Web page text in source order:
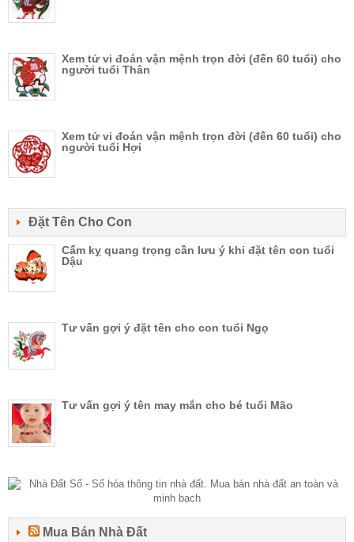
Xem tử vi đoán vận mệnh trọn đời (đến 60 tuổi) cho
người tuổi Thân
Xem tử vi đoán vận mệnh trọn đời (đến 60 tuổi) cho
người tuổi Hợi
Đặt Tên Cho Con
Cấm kỵ quang trọng cần lưu ý khi đặt tên con tuổi
Dậu
Tư vấn gợi ý đặt tên cho con tuổi Ngọ
Tư vấn gợi ý tên may mắn cho bé tuổi Mão
Mua Bán Nhà Đất